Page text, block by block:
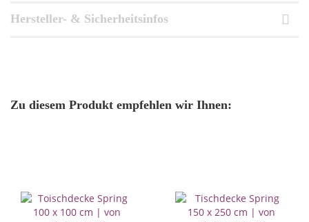
Hersteller- & Sicherheitsinfos
Zu diesem Produkt empfehlen wir Ihnen: